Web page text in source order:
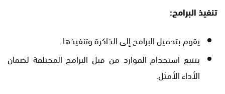
تنفيذ البرامج:
يقوم بتحميل البرامج إلى الذاكرة وتنفيذها.
يتتبع استخدام الموارد من قبل البرامج المختلفة لضمان
الأداء الأمثل.